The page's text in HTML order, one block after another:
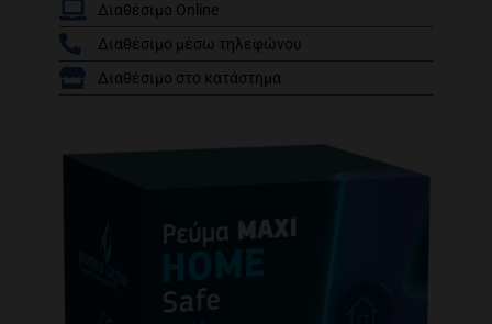
/
Διαθέσιμο Online
Διαθέσιμο μέσω τηλεφώνου
Διαθέσιμο στο κατάστημα